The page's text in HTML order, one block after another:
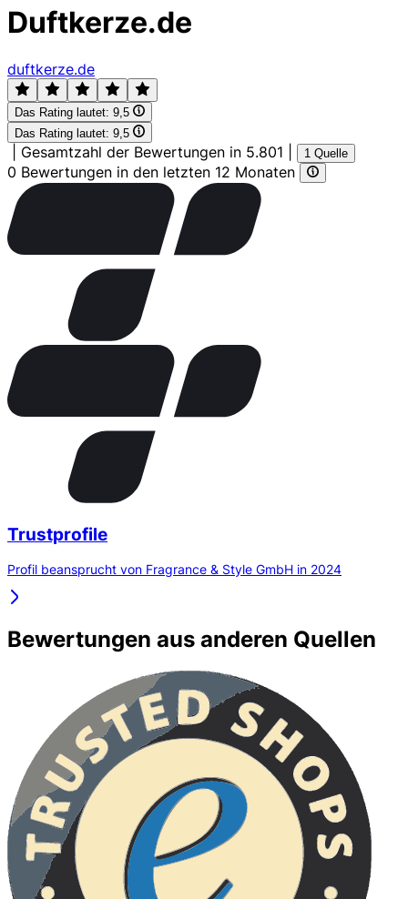
Duftkerze.de
duftkerze.de
Das Rating lautet: 9,5
Das Rating lautet: 9,5
Gesamtzahl der Bewertungen in 5.801 1 Quelle
0 Bewertungen in den letzten 12 Monaten
Trustprofile
Profil beansprucht von Fragrance & Style GmbH in 2024
Bewertungen aus anderen Quellen